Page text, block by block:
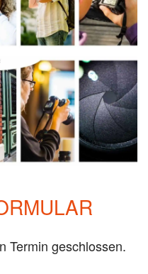
Termin geschlossen.